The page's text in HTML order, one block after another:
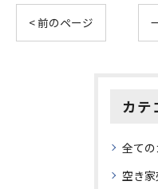
< 前のページ
カテ
全て
空き